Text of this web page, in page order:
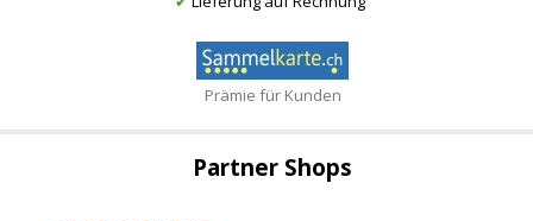
Prämie für Kunden
Partner Shops